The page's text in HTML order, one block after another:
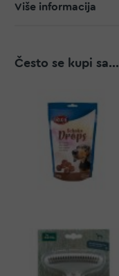
Više informacija
Često se kupi sa...